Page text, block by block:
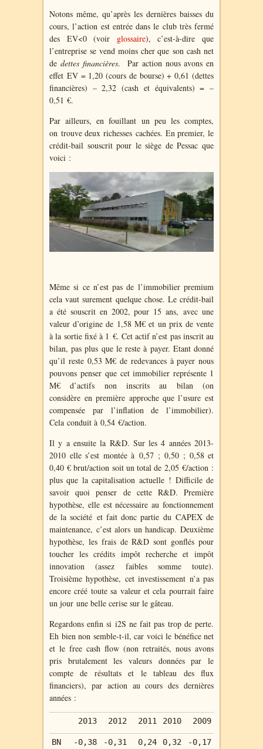
Notons même, qu’après les dernières baisses du
cours, l’action est entrée dans le club très fermé
des EV<0 (voir glossaire), c’est-à-dire que
l’entreprise se vend moins cher que son cash net
de dettes financières. Par action nous avons en
effet EV = 1,20 (cours de bourse) + 0,61 (dettes
financières) – 2,32 (cash et équivalents) = –
0,51 €.
Par ailleurs, en fouillant un peu les comptes,
on trouve deux richesses cachées. En premier, le
crédit-bail souscrit pour le siège de Pessac que
voici :
Même si ce n’est pas de l’immobilier premium
cela vaut surement quelque chose. Le crédit-bail
a été souscrit en 2002, pour 15 ans, avec une
valeur d’origine de 1,58 M€ et un prix de vente
à la sortie fixé à 1 €. Cet actif n’est pas inscrit au
bilan, pas plus que le reste à payer. Etant donné
qu’il reste 0,53 M€ de redevances à payer nous
pouvons penser que cet immobilier représente 1
M€ d’actifs non inscrits au bilan (on
considère en première approche que l’usure est
compensée par l’inflation de l’immobilier).
Cela conduit à 0,54 €/action.
Il y a ensuite la R&D. Sur les 4 années 2013-
2010 elle s’est montée à 0,57 ; 0,50 ; 0,58 et
0,40 € brut/action soit un total de 2,05 €/action :
plus que la capitalisation actuelle ! Difficile de
savoir quoi penser de cette R&D. Première
hypothèse, elle est nécessaire au fonctionnement
de la société et fait donc partie du CAPEX de
maintenance, c’est alors un handicap. Deuxième
hypothèse, les frais de R&D sont gonflés pour
toucher les crédits impôt recherche et impôt
innovation (assez faibles somme toute).
Troisième hypothèse, cet investissement n’a pas
encore créé toute sa valeur et cela pourrait faire
un jour une belle cerise sur le gâteau.
Regardons enfin si i2S ne fait pas trop de perte.
Eh bien non semble-t-il, car voici le bénéfice net
et le free cash flow (non retraités, nous avons
pris brutalement les valeurs données par le
compte de résultats et le tableau des flux
financiers), par action au cours des dernières
années :
2013 2012 2011 2010 2009
BN -0,38 -0,31 0,24 0,32 -0,17